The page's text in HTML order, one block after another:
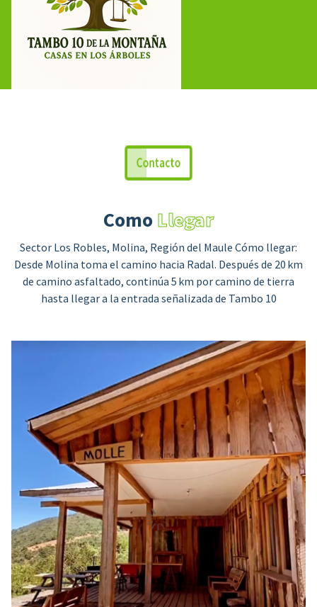
Contacto
Como Llegar
Sector Los Robles, Molina, Región del Maule Cómo llegar:
Desde Molina toma el camino hacia Radal. Después de 20 km
de camino asfaltado, continúa 5 km por camino de tierra
hasta llegar a la entrada señalizada de Tambo 10